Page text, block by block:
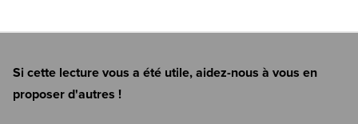
Si cette lecture vous a été utile, aidez-nous à vous en
proposer d'autres !